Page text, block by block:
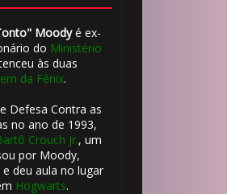
Moodyé ex-
do Ministério
às duas
da Fênix.
Defesa Contra as
no ano de 1993,
Crouch Jr., um
por Moody,
deu aula no lugar
Hogwarts.